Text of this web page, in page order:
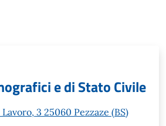
e di Stato Civile
3 25060 Pezzaze (BS)